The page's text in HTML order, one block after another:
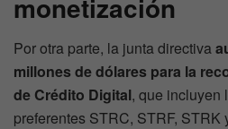
monetización
Por otra parte, la junta directiva
millones de dólares para la
de Crédito Digital, que incluyen
preferentes STRC, STRF, STRK